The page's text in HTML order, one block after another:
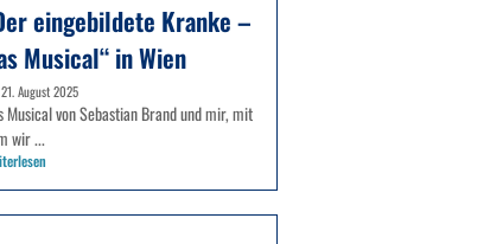
eingebildete Kranke –
Musical“ in Wien
21. August 2025
Musical von Sebastian Brand und mir, mit
wir ...